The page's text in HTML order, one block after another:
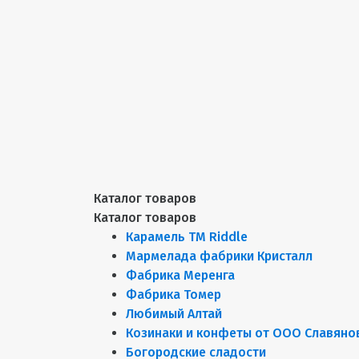
Каталог товаров
Каталог товаров
Карамель ТМ Riddle
Мармелада фабрики Кристалл
Фабрика Меренга
Фабрика Томер
Любимый Алтай
Козинаки и конфеты от ООО
Богородские сладости